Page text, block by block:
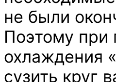
не были
Поэтому при
охлаждения
сузить круг